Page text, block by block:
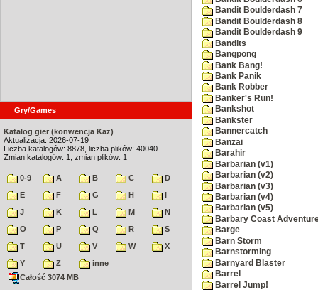
Gry/Games
Katalog gier (konwencja Kaz)
Aktualizacja: 2026-07-19
Liczba katalogów: 8878, liczba plików: 40040
Zmian katalogów: 1, zmian plików: 1
0-9 A B C
D
E
F G H
I
J
K L M
N
O
P Q R
S
T
U V W
X
Y
Z
inne
Całość 3074 MB
Bandit Boulderdash 7
Bandit Boulderdash 8
Bandit Boulderdash 9
Bandits
Bangpong
Bank Bang!
Bank Panik
Bank Robber
Banker's Run!
Bankshot
Bankster
Bannercatch
Banzai
Barahir
Barbarian (v1)
Barbarian (v2)
Barbarian (v3)
Barbarian (v4)
Barbarian (v5)
Barbary Coast
Barge
Barn Storm
Barnstorming
Barnyard Blaster
Barrel
Barrel Jump!